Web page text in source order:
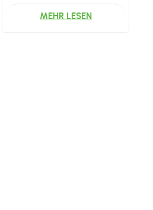
Kabelmanagement​
MEHR LESEN